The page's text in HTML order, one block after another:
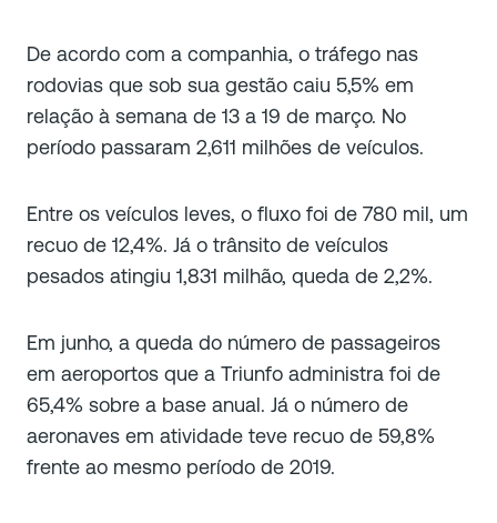
De acordo com a companhia, o tráfego nas
rodovias que sob sua gestão caiu 5,5% em
relação à semana de 13 a 19 de março. No
período passaram 2,611 milhões de veículos.
Entre os veículos leves, o fluxo foi de 780 mil, um
recuo de 12,4%. Já o trânsito de veículos
pesados atingiu 1,831 milhão, queda de 2,2%.
Em junho, a queda do número de passageiros
em aeroportos que a Triunfo administra foi de
65,4% sobre a base anual. Já o número de
aeronaves em atividade teve recuo de 59,8%
frente ao mesmo período de 2019.